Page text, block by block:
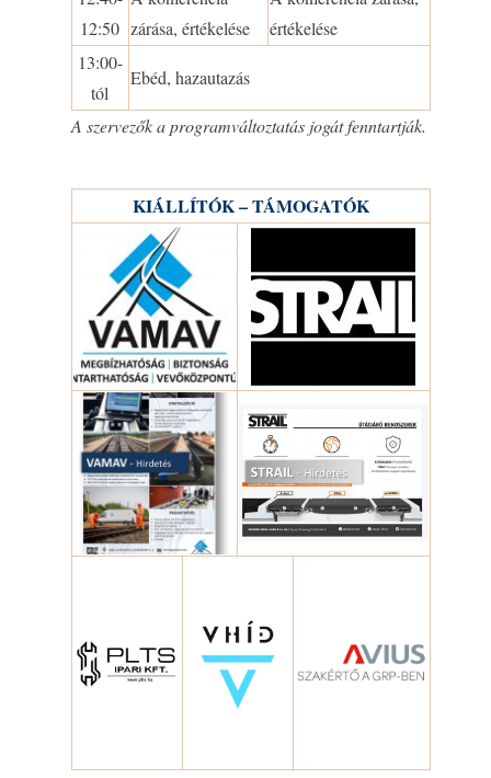
12:50 zárása, értékelése
értékelése
13:00-
tól
Ebéd, hazautazás
A szervezők a programváltoztatás jogát fenntartják.
KIÁLLÍTÓK – TÁMOGATÓK